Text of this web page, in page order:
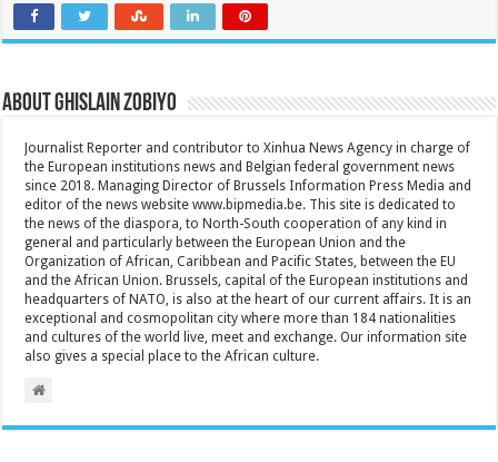
About Ghislain Zobiyo
Journalist Reporter and contributor to Xinhua News Agency in charge of
the European institutions news and Belgian federal government news
since 2018. Managing Director of Brussels Information Press Media and
editor of the news website www.bipmedia.be. This site is dedicated to
the news of the diaspora, to North-South cooperation of any kind in
general and particularly between the European Union and the
Organization of African, Caribbean and Pacific States, between the EU
and the African Union. Brussels, capital of the European institutions and
headquarters of NATO, is also at the heart of our current affairs. It is an
exceptional and cosmopolitan city where more than 184 nationalities
and cultures of the world live, meet and exchange. Our information site
also gives a special place to the African culture.